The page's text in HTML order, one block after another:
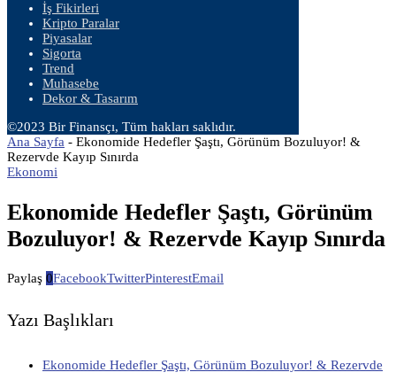
İş Fikirleri
Kripto Paralar
Piyasalar
Sigorta
Trend
Muhasebe
Dekor & Tasarım
©2023 Bir Finansçı, Tüm hakları saklıdır.
Ana Sayfa - Ekonomide Hedefler Şaştı, Görünüm Bozuluyor! &
Rezervde Kayıp Sınırda
Ekonomi
Ekonomide Hedefler Şaştı, Görünüm
Bozuluyor! & Rezervde Kayıp Sınırda
Paylaş 0FacebookTwitterPinterestEmail
Yazı Başlıkları
Ekonomide Hedefler Şaştı, Görünüm Bozuluyor! & Rezervde